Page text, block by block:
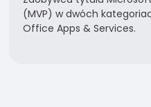
(MVP) w dwóch
Office Apps & Services.